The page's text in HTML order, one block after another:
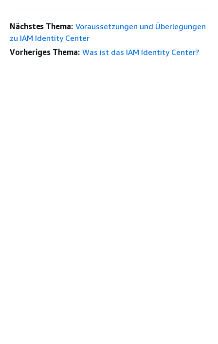
Nächstes Thema: Voraussetzungen und Überlegungen
zu IAM Identity Center
Vorheriges Thema: Was ist das IAM Identity Center?